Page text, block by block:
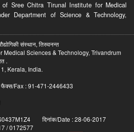
Sree Chitra Tirunal Institute for Medical
Department of Science & Technology,
संस्थान, तिरुवनन्त
Medical Sciences & Technology, Trivandrum
.
Kerala, India.
Fax : 91-471-2446433
दिनांक/Date : 28-06-2017
/ 0172577